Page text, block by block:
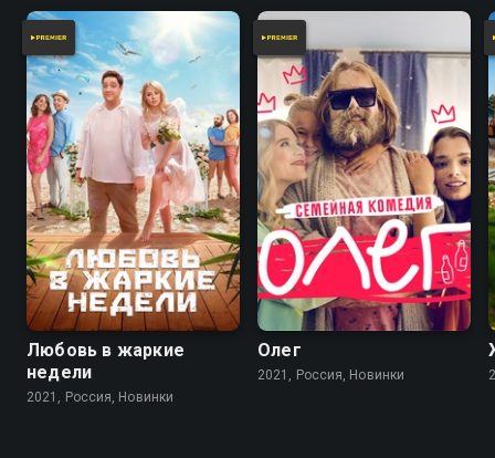
Любовь в жаркие
недели
2021, Россия, Новинки
Олег
2021, Россия, Новинки